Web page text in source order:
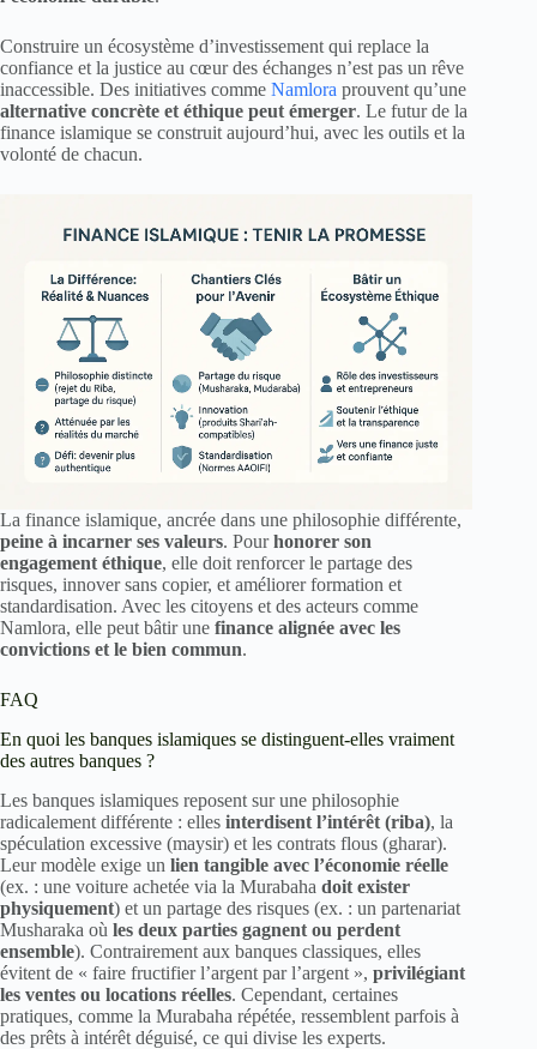
Construire un écosystème d’investissement qui replace la
confiance et la justice au cœur des échanges n’est pas un rêve
inaccessible. Des initiatives comme Namlora prouvent qu’une
alternative concrète et éthique peut émerger. Le futur de la
finance islamique se construit aujourd’hui, avec les outils et la
volonté de chacun.
La finance islamique, ancrée dans une philosophie différente,
peine à incarner ses valeurs. Pourhonorer son
engagement éthique, elle doit renforcer le partage des
risques, innover sans copier, et améliorer formation et
standardisation. Avec les citoyens et des acteurs comme
Namlora, elle peut bâtir une finance alignée avec les
convictions et le bien commun.
FAQ
En quoi les banques islamiques se distinguent-elles vraiment
des autres banques ?
Les banques islamiques reposent sur une philosophie
radicalement différente : elles interdisent l’intérêt (riba), la
spéculation excessive (maysir) et les contrats flous (gharar).
Leur modèle exige un lien tangible avec l’économie réelle
(ex. : une voiture achetée via la Murabaha doit exister
physiquement) et un partage des risques (ex. : un partenariat
Musharaka où les deux parties gagnent ou perdent
ensemble). Contrairement aux banques classiques, elles
évitent de « faire fructifier l’argent par l’argent », privilégiant
les ventes ou locations réelles. Cependant, certaines
pratiques, comme la Murabaha répétée, ressemblent parfois à
des prêts à intérêt déguisé, ce qui divise les experts.